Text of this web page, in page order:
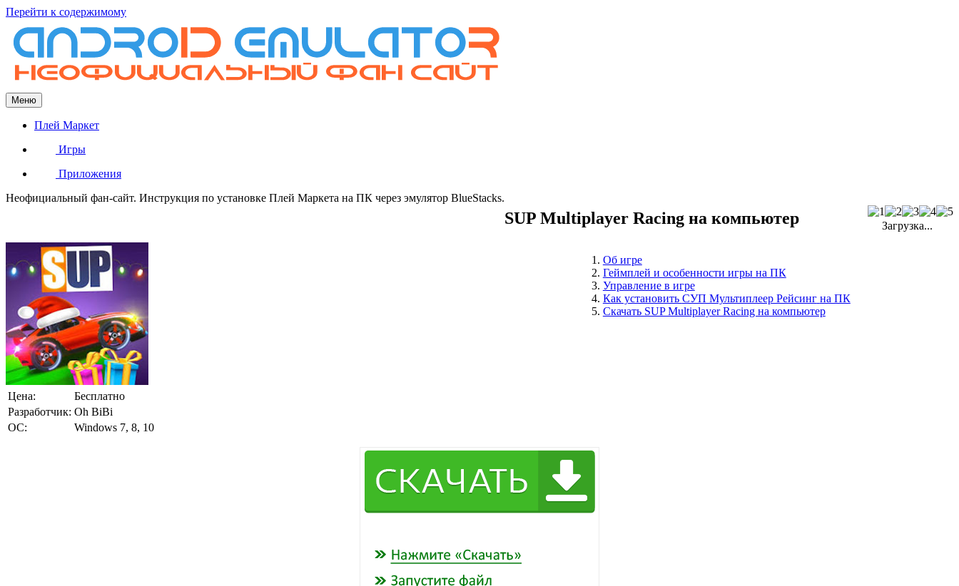
Перейти к содержимому
Меню
Плей Маркет
Игры
Приложения
Неофициальный фан-сайт. Инструкция по установке Плей Маркета на ПК через эмулятор BlueStacks.
SUP Multiplayer Racing на компьютер Загрузка...
Об игре
Геймплей и особенности игры на ПК
Управление в игре
Как установить СУП Мультиплеер Рейсинг на ПК
Скачать SUP Multiplayer Racing на компьютер
Цена:
Бесплатно
Разработчик: Oh BiBi
ОС:
Windows 7, 8, 10